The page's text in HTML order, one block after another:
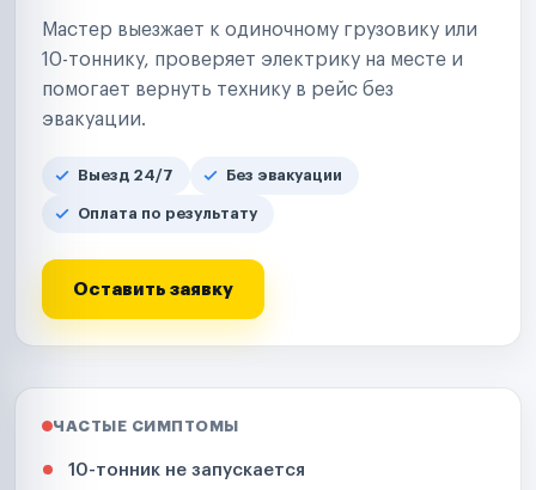
Мастер выезжает к одиночному грузовику или
10-тоннику, проверяет электрику на месте и
помогает вернуть технику в рейс без
эвакуации.
Выезд 24/7 Без эвакуации
Оплата по результату
Оставить заявку
ЧАСТЫЕ СИМПТОМЫ
10-тонник не запускается